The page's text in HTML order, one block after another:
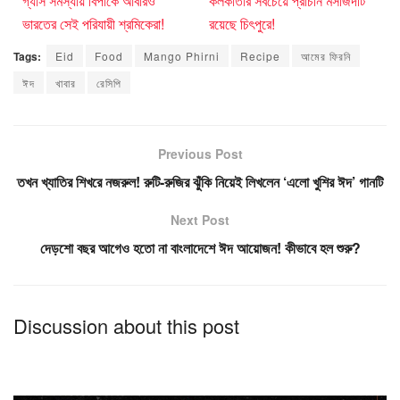
ভারতের সেই পরিযায়ী শ্রমিকেরা!
রয়েছে চিৎপুরে!
Tags: Eid Food Mango Phirni Recipe
আমের ফিরনি
ঈদ
খাবার রেসিপি
Previous Post
তখন খ্যাতির শিখরে নজরুল! রুটি-রুজির ঝুঁকি নিয়েই লিখলেন ‘এলো খুশির ঈদ’ গানটি
Next Post
দেড়শো বছর আগেও হতো না বাংলাদেশে ঈদ আয়োজন! কীভাবে হল শুরু?
Discussion about this post